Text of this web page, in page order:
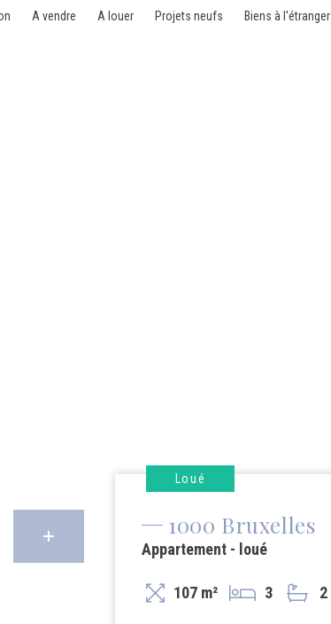
A vendre A louer Projets neufs Biens à l'étranger
1000 Bruxelles
Loué
1000 Bruxelles
Appartement - loué
107 m² 3 2